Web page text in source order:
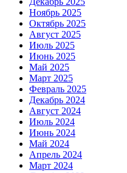
Ноябрь 2025
Октябрь 2025
Август 2025
Июль 2025
Июнь 2025
Май 2025
Март 2025
Февраль 2025
Декабрь 2024
Август 2024
Июль 2024
Июнь 2024
Май 2024
Апрель 2024
Март 2024